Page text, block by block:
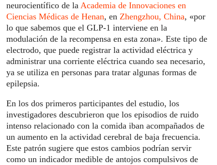
neurocientífico de laAcademia de Innovaciones en
Ciencias Médicas de Henan, enZhengzhou, China, «por
lo que sabemos que el GLP-1 interviene en la
modulación de la recompensa en esta zona». Este tipo de
electrodo, que puede registrar la actividad eléctrica y
administrar una corriente eléctrica cuando sea necesario,
ya se utiliza en personas para tratar algunas formas de
epilepsia.
En los dos primeros participantes del estudio, los
investigadores descubrieron que los episodios de ruido
intenso relacionado con la comida iban acompañados de
un aumento en la actividad cerebral de baja frecuencia.
Este patrón sugiere que estos cambios podrían servir
como un indicador medible de antojos compulsivos de